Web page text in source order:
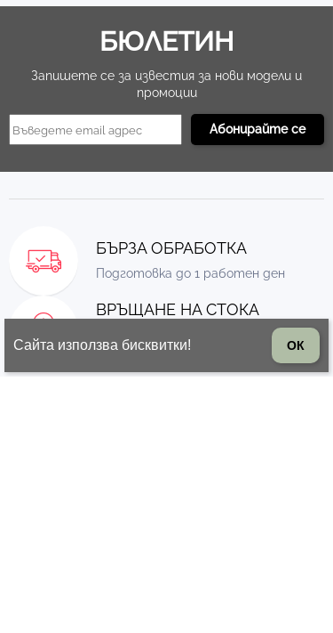
БЮЛЕТИН
Запишете се за известия за нови модели и
промоции
БЪРЗА ОБРАБОТКА
Подготовка до 1 работен ден
ВРЪЩАНЕ НА СТОКА
стоката
Сайта използва бисквитки! ОК